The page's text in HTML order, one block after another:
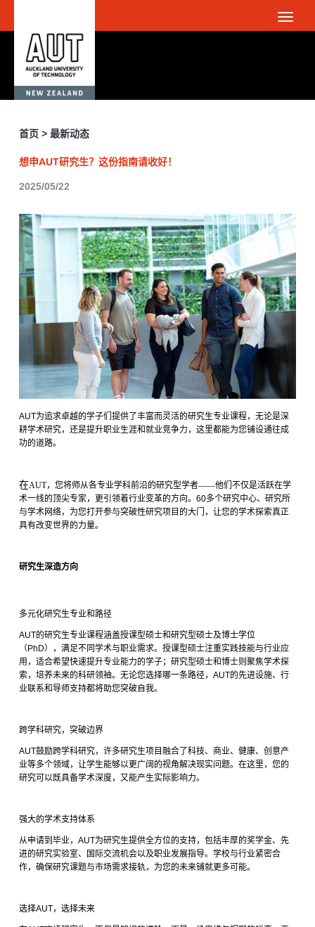
首页 > 最新动态
想申AUT研究生？这份指南请收好！
2025/05/22
AUT为追求卓越的学子们提供了丰富而灵活的研究生专业课程，无论是深
耕学术研究，还是提升职业生涯和就业竞争力，这里都能为您铺设通往成
功的道路。
在AUT，您将师从各专业学科前沿的研究型学者——他们不仅是活跃在学
术一线的顶尖专家，更引领着行业变革的方向。 60多个研究中心、研究所
与学术网络，为您打开参与突破性研究项目的大门，让您的学术探索真正
具有改变世界的力量。
研究生深造方向
多元化研究生专业和路径
AUT的研究生专业课程涵盖授课型硕士和研究型硕士及博士学位
（PhD），满足不同学术与职业需求。授课型硕士注重实践技能与行业应
用，适合希望快速提升专业能力的学子；研究型硕士和博士则聚焦学术探
索，培养未来的科研领袖。无论您选择哪一条路径， AUT的先进设施、行
业联系和导师支持都将助您突破自我。
跨学科研究，突破边界
AUT鼓励跨学科研究，许多研究生项目融合了科技、商业、健康、创意产
业等多个领域，让学生能够以更广阔的视角解决现实问题。在这里，您的
研究可以既具备学术深度，又能产生实际影响力。
强大的学术支持体系
从申请到毕业， AUT为研究生提供全方位的支持，包括丰厚的奖学金、先
进的研究实验室、国际交流机会以及职业发展指导。学校与行业紧密合
作，确保研究课题与市场需求接轨，为您的未来铺就更多可能。
选择AUT，选择未来